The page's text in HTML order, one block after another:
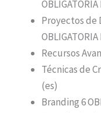
Proyectos de
Recursos
Técnicas de
(es)
Branding 6